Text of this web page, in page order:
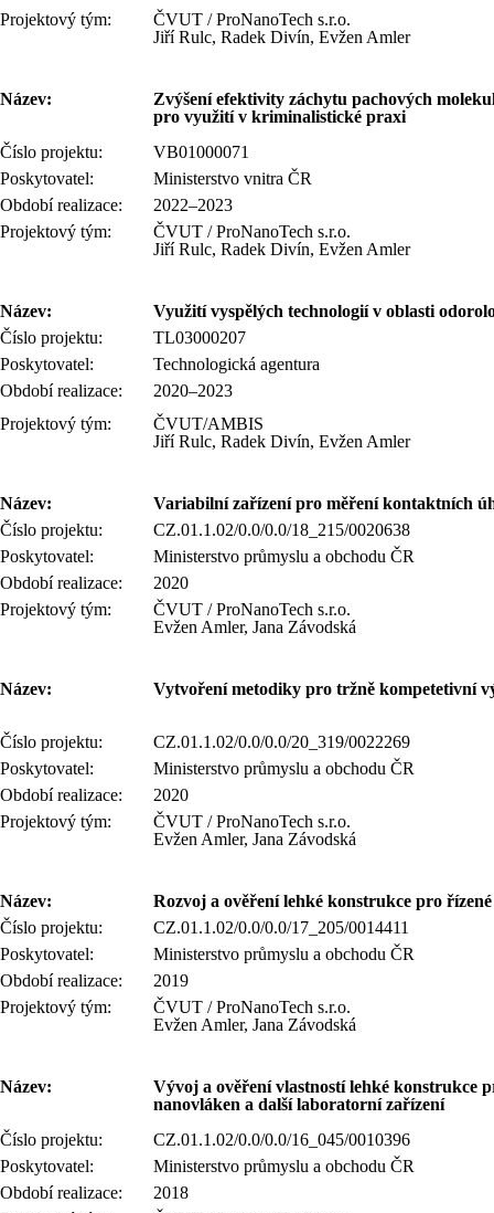
Projektový tým:
ČVUT / ProNanoTech s.r.o.
Jiří Rulc, Radek Divín, Evžen Amler
Název:
Zvýšení efektivity záchytu pachových
pro využití v kriminalistické praxi
Číslo projektu:
VB01000071
Poskytovatel:
Ministerstvo vnitra ČR
Období realizace:
2022–2023
Projektový tým:
ČVUT / ProNanoTech s.r.o.
Jiří Rulc, Radek Divín, Evžen Amler
Název:
Využití vyspělých technologií v oblasti
Číslo projektu:
TL03000207
Poskytovatel:
Technologická agentura
Období realizace:
2020–2023
Projektový tým:
ČVUT/AMBIS
Jiří Rulc, Radek Divín, Evžen Amler
Název:
Variabilní zařízení pro měření kontaktních
Číslo projektu:
CZ.01.1.02/0.0/0.0/18_215/0020638
Poskytovatel:
Ministerstvo průmyslu a obchodu ČR
Období realizace:
2020
Projektový tým:
ČVUT / ProNanoTech s.r.o.
Evžen Amler, Jana Závodská
Název: Vytvoření metodiky pro tržně kompetetivní
Číslo projektu:
CZ.01.1.02/0.0/0.0/20_319/0022269
Poskytovatel:
Ministerstvo průmyslu a obchodu ČR
Období realizace:
2020
Projektový tým:
ČVUT / ProNanoTech s.r.o.
Evžen Amler, Jana Závodská
Název:
Rozvoj a ověření lehké konstrukce pro
Číslo projektu:
CZ.01.1.02/0.0/0.0/17_205/0014411
Poskytovatel:
Ministerstvo průmyslu a obchodu ČR
Období realizace:
2019
Projektový tým:
ČVUT / ProNanoTech s.r.o.
Evžen Amler, Jana Závodská
Název:
Vývoj a ověření vlastností lehké konstrukce
nanovláken a další laboratorní zařízení
Číslo projektu:
CZ.01.1.02/0.0/0.0/16_045/0010396
Poskytovatel:
Ministerstvo průmyslu a obchodu ČR
Období realizace:
2018